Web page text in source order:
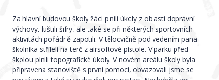
Za hlavní budovou školy žáci plnili úkoly z oblasti dopravní
výchovy, luštili šifry, ale také se při některých sportovních
aktivitách pořádně zapotili. V tělocvičně pod vedením pana
školníka stříleli na terč z airsoftové pistole. V parku před
školou plnili topografické úkoly. V novém areálu školy byla
připravena stanoviště s první pomocí, obvazovali jsme se